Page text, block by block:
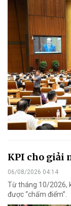
KPI cho giải
06/08/2026 04:14
Từ tháng 10/2026,
được “chấm điểm”.